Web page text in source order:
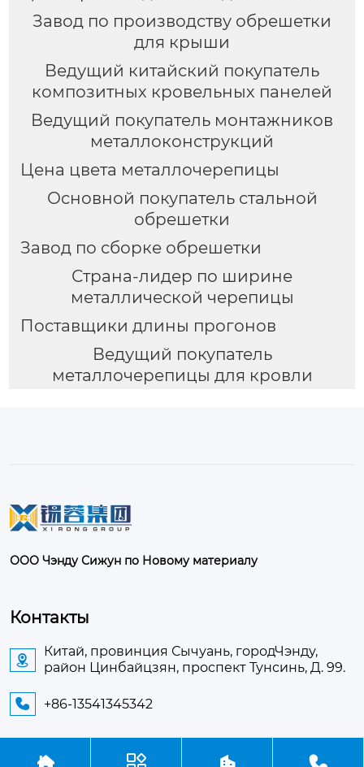
Завод по производству обрешетки
для крыши
Ведущий китайский покупатель
композитных кровельных панелей
Ведущий покупатель монтажников
металлоконструкций
Цена цвета металлочерепицы
Основной покупатель стальной
обрешетки
Завод по сборке обрешетки
Страна-лидер по ширине
металлической черепицы
Поставщики длины прогонов
Ведущий покупатель
металлочерепицы для кровли
ООО Чэнду Сижун по Новому материалу
Контакты

Китай, провинция Сычуань, городЧэнду,
район Цинбайцзян, проспект Тунсинь, Д. 99.
 +86-13541345342
   